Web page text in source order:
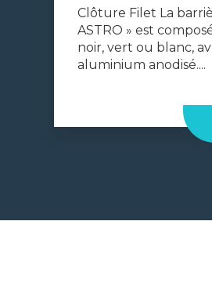
Clôture Filet La
ASTRO » est
noir, vert ou blanc,
aluminium anodisé....